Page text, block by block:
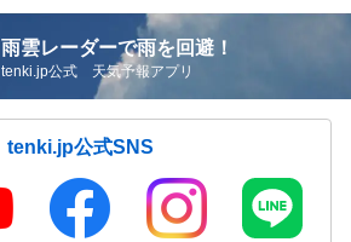
雨雲レーダーで雨を回避！
tenki.jp公式 天気予報アプリ
tenki.jp公式SNS